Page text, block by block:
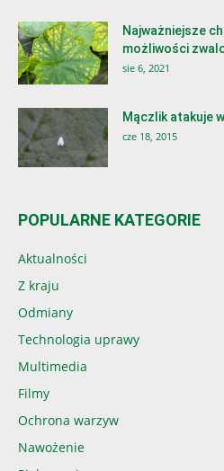
Najważniejsze
możliwości
sie 6, 2021
Mączlik atakuje
cze 18, 2015
POPULARNE KATEGORIE
Aktualności
Z kraju
Odmiany
Technologia uprawy
Multimedia
Filmy
Ochrona warzyw
Nawożenie